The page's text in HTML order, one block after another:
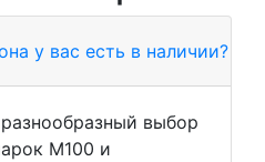
у вас есть в наличии?
выбор
М100 и